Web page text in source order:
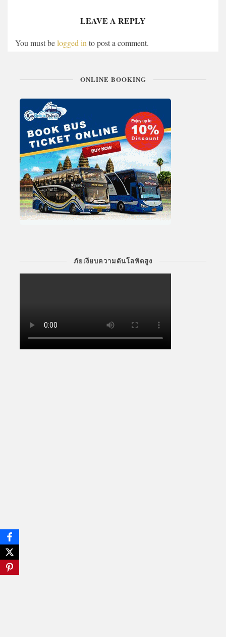
LEAVE A REPLY
You must belogged into post a comment.
ONLINE BOOKING
ภัยเงียบความดันโลหิตสูง